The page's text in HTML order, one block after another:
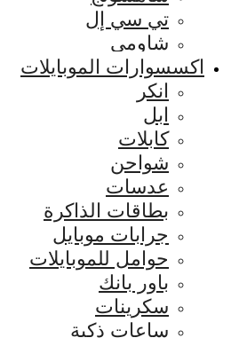
تي سي إل
شاومي
اكسسوارات الموبايلات
انكر
ابل
كابلات
شواحن
عدسات
بطاقات الذاكرة
جرابات موبايل
حوامل للموبايلات
باور بانك
سكرينات
ساعات ذكية